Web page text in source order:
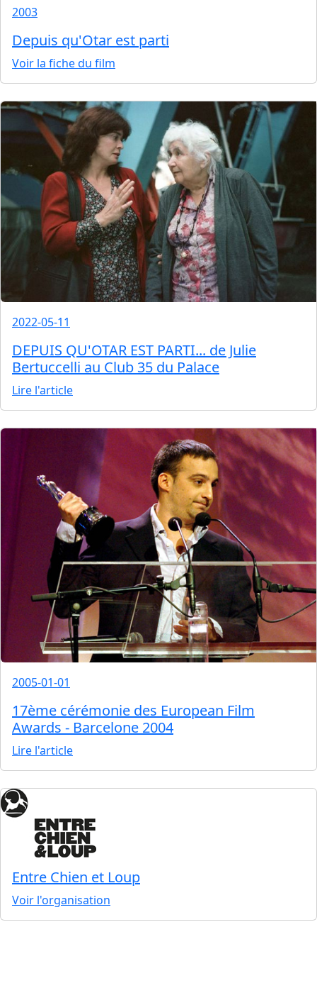
2003
Depuis qu'Otar est parti
Voir la fiche du film
2022-05-11
DEPUIS QU'OTAR EST PARTI... de Julie
Bertuccelli au Club 35 du Palace
Lire l'article
2005-01-01
17ème cérémonie des European Film
Awards - Barcelone 2004
Lire l'article
Entre Chien et Loup
Voir l'organisation